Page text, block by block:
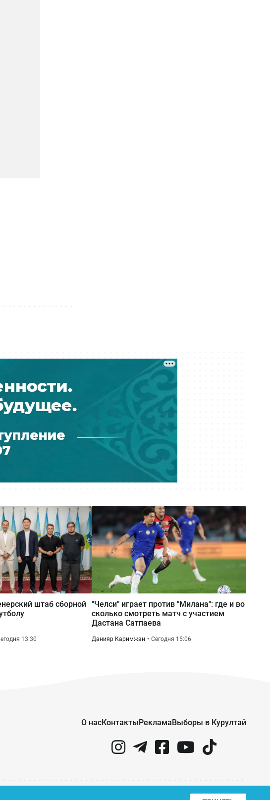
счастливое детство
Сегодня 11:06
Дозорные, мотопатрули и оружие:
в Кызылординской области нашли
подпольный золотой прииск
Сегодня 10:46
Сколько стоит собрать ребёнка в
школу в Казахстане и где выгоднее
покупать
СОР и СОЧ
Сегодня 09:49
Забил бывшую жену битой во
дворе: мужчину в области Абай
приговорили к 12 годам
Сегодня 09:31
Более 500 рабочих Кашагана не
могут получить компенсацию за
отменённый ремонт
штаб сборной
13:30
"Челси" играет против "Милана": где и во
сколько смотреть матч с участием
Дастана Сатпаева
Данияр Каримжан Сегодня 15:06
О насКонтакты Реклама Выборы в Курултай